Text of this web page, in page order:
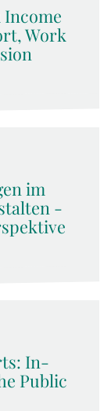
Work
im
-
In-
Public